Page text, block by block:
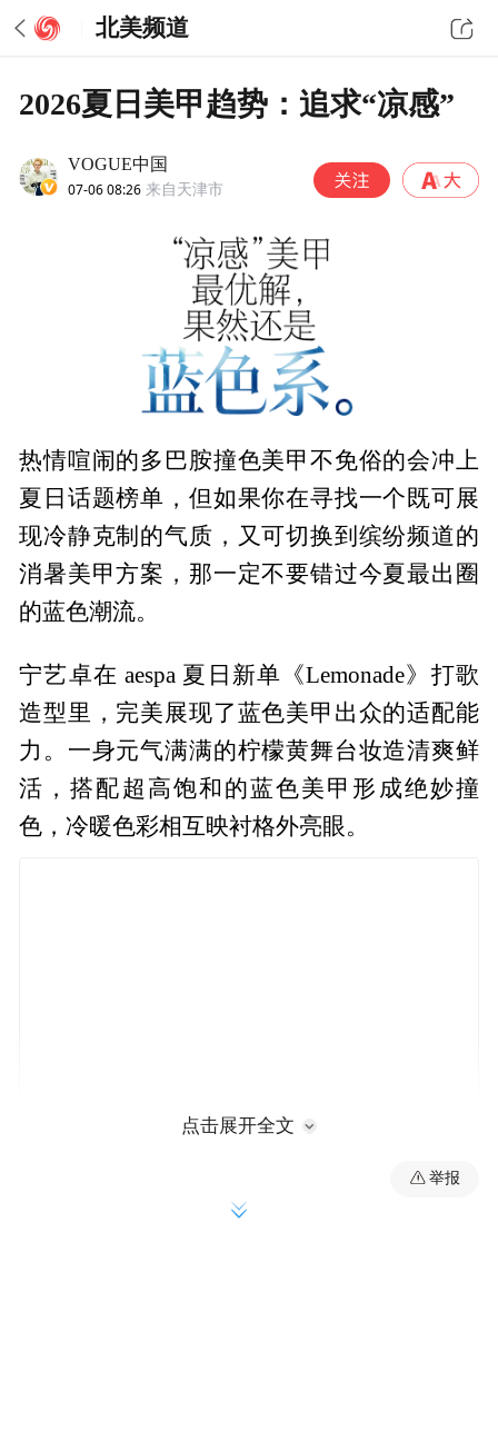
北美频道
2026夏日美甲趋势：追求“凉感”
VOGUE中国
07-06 08:26 来自天津市
热情喧闹的多巴胺撞色美甲不免俗的会冲上
夏日话题榜单，但如果你在寻找一个既可展
现冷静克制的气质，又可切换到缤纷频道的
消暑美甲方案，那一定不要错过今夏最出圈
的蓝色潮流。
宁艺卓在 aespa 夏日新单《Lemonade》打歌
造型里，完美展现了蓝色美甲出众的适配能
力。一身元气满满的柠檬黄舞台妆造清爽鲜
活，搭配超高饱和的蓝色美甲形成绝妙撞
色，冷暖色彩相互映衬格外亮眼。
点击展开全文
举报